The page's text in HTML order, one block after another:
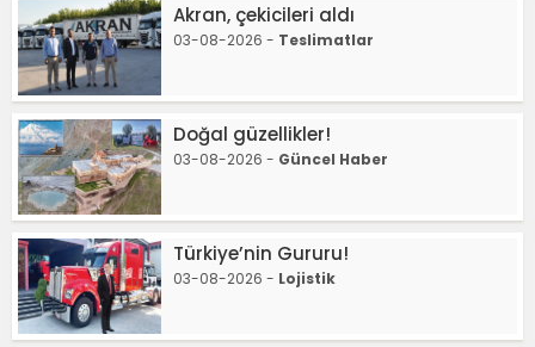
Akran, çekicileri aldı
03-08-2026 - Teslimatlar
Doğal güzellikler!
03-08-2026 - Güncel Haber
Türkiye’nin Gururu!
03-08-2026 - Lojistik